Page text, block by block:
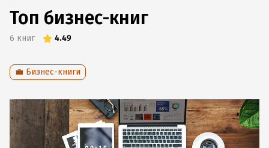
Топ бизнес-книг
6 книг 4.49
💼 Бизнес-книги